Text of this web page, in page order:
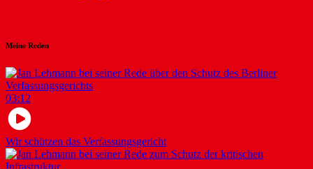
Meine Reden
03:12
Wir schützen das Verfassungsgericht